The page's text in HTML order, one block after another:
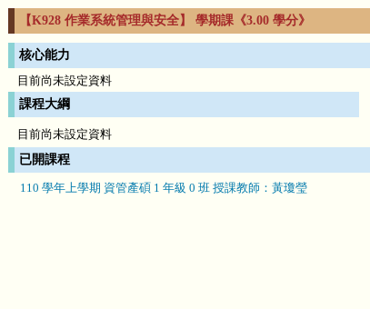
【K928 作業系統管理與安全】 學期課《3.00 學分》
核心能力
目前尚未設定資料
課程大綱
目前尚未設定資料
已開課程
110 學年上學期 資管產碩 1 年級 0 班 授課教師：黃瓊瑩